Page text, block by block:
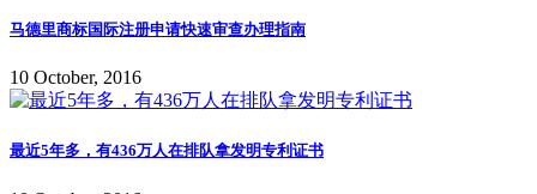
马德里商标国际注册申请快速审查办理指南
10 October, 2016
最近5年多，有436万人在排队拿发明专利证书